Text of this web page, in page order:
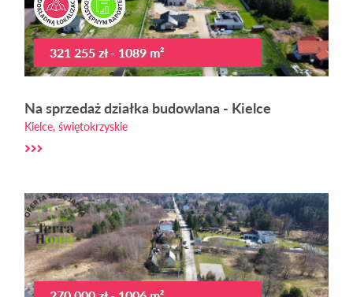
321 255 zł - 1089 m²
Na sprzedaż działka budowlana - Kielce
Kielce, świętokrzyskie